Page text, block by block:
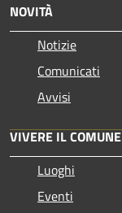
NOVITÀ
Notizie
Comunicati
Avvisi
VIVERE IL COMUNE
Luoghi
Eventi